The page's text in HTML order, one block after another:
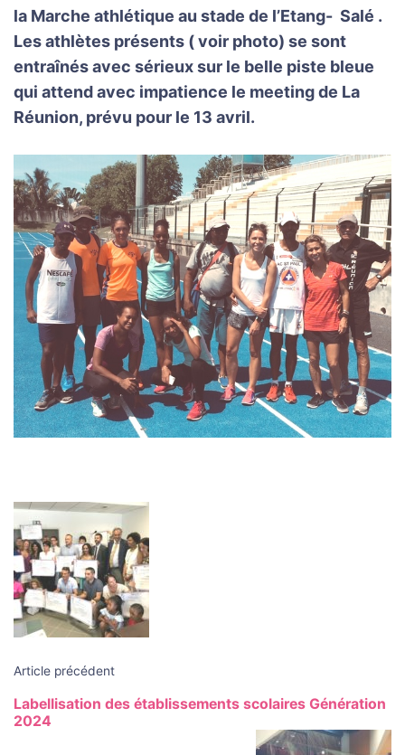
la Marche athlétique au stade de l’Etang- Salé .
Les athlètes présents ( voir photo) se sont
entraînés avec sérieux sur le belle piste bleue
qui attend avec impatience le meeting de La
Réunion, prévu pour le 13 avril.
Navigation
des
articles
Article précédent
Labellisation des établissements scolaires Génération
2024